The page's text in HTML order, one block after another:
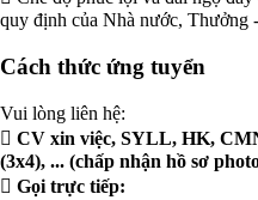
quy định của Nhà nước,
Cách thức ứng tuyển
Vui lòng liên hệ:
 CV xin việc, SYLL, HK,
(3x4), ... (chấp nhận hồ sơ
 Gọi trực tiếp: